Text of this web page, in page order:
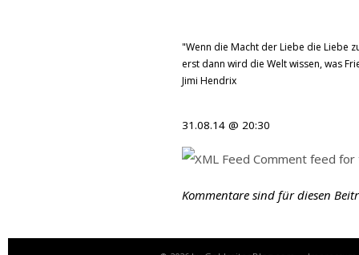
"Wenn die Macht der Liebe die Liebe
erst dann wird die Welt wissen, was
Jimi Hendrix
31.08.14 @ 20:30
Comment feed
Kommentare sind für diesen